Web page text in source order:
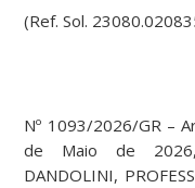
(Ref. Sol.
Nº 1093/2026/GR –
de Maio de 2026,
DANDOLINI,